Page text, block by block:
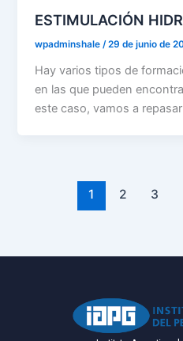
ESTIMULACIÓN
wpadminshale/29 de junio de
Hay varios tipos de
en las que pueden
este caso, vamos a
1 2 3